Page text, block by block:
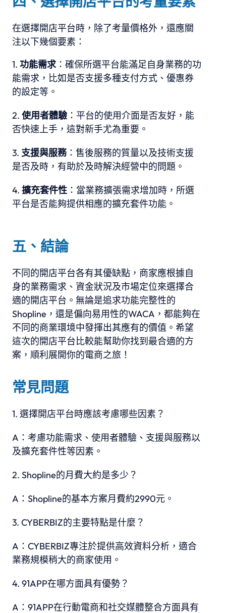
在選擇開店平台時，除了考量價格外，還應關
注以下幾個要素：
功能需求：確保所選平台能滿足自身業務的功
能需求，比如是否支援多種支付方式、優惠券
的設定等。
使用者體驗：平台的使用介面是否友好，能
否快速上手，這對新手尤為重要。
支援與服務：售後服務的質量以及技術支援
是否及時，有助於及時解決經營中的問題。
擴充套件性 ：當業務擴張需求增加時，所選
平台是否能夠提供相應的擴充套件功能。
五、結論
不同的開店平台各有其優缺點，商家應根據自
身的業務需求、資金狀況及市場定位來選擇合
適的開店平台。無論是追求功能完整性的
Shopline，還是偏向易用性的WACA，都能夠在
不同的商業環境中發揮出其應有的價值。希望
這次的開店平台比較能幫助你找到最合適的方
案，順利展開你的電商之旅！
常見問題
選擇開店平台時應該考慮哪些因素？
A：考慮功能需求、使用者體驗、支援與服務以
及擴充套件性等因素。
Shopline的月費大約是多少？
A：Shopline的基本方案月費約2990元。
CYBERBIZ的主要特點是什麼？
A：CYBERBIZ專注於提供高效資料分析，適合
業務規模稍大的商家使用。
91APP在哪方面具有優勢？
A：91APP在行動電商和社交媒體整合方面具有